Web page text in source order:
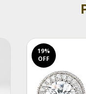
19%
OFF